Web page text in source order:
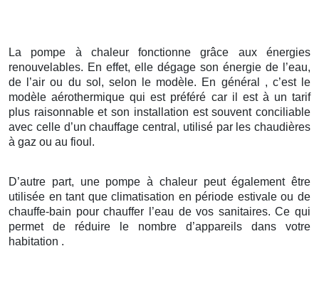
La pompe à chaleur fonctionne grâce aux énergies
renouvelables. En effet, elle dégage son énergie de l’eau,
de l’air ou du sol, selon le modèle. En général , c’est le
modèle aérothermique qui est préféré car il est à un tarif
plus raisonnable et son installation est souvent conciliable
avec celle d’un chauffage central, utilisé par les chaudières
à gaz ou au fioul.
D’autre part, une pompe à chaleur peut également être
utilisée en tant que climatisation en période estivale ou de
chauffe-bain pour chauffer l’eau de vos sanitaires. Ce qui
permet de réduire le nombre d’appareils dans votre
habitation .